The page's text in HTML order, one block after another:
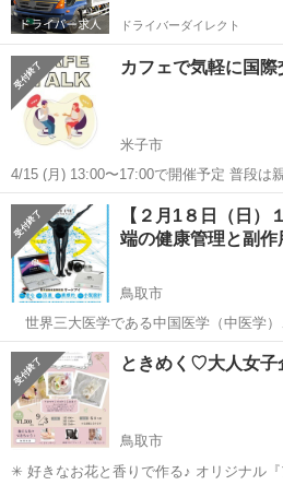
ドライバーダイレクト
カフェで気軽に国際
米子市
4/15 (月) 13:00〜17:00で開催予定 普段は親子で国際交流会を開催して
います 今回は、大人も気軽にカフェで 英
ってみようかなと思い開催します👍 詳し
で✨ R...
鳥取 米子市 ワークショップ
【２月1８日（日）
端の健康管理と副
鳥取市
世界三大医学である中国医学（中医学
ド古典医学）、ユナニ医学（アラブ、イ
の伝統医学に伝わる自然治癒と病気の予
開発した量子波動検査解析器により身体の
鳥取 鳥取市 ワークショップ
ときめく♡大人女子
鳥取市
✳︎ 好きなお花と香りで作る♪ オリジナル